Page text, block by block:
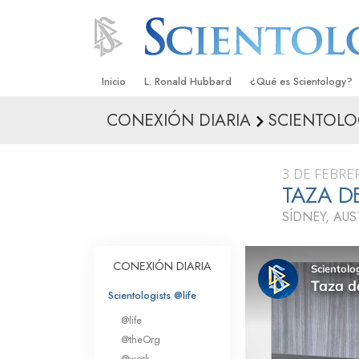
Inicio L. Ronald Hubbard ¿Qué es Scientology?
Creencias y Prácticas
Qué dicen los
Scientology
Conoce a un
Dentro de una Iglesia
Los Principios
Una Introducción a
CONEXIÓN DIARIA
3 DE
TAZA
SÍDNEY,
CONEXIÓN DIARIA
Scientologists @life
@life
@theOrg